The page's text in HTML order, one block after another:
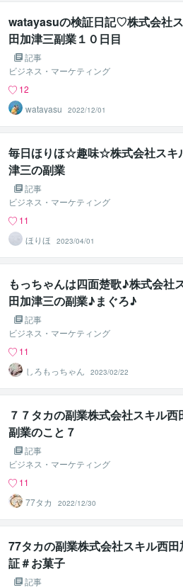
watayasuの検証日記♡株式会社
田加津三副業１０日目
記事
ビジネス・マーケティング
12
watayasu
2022/12/01
毎日ほりほ☆趣味☆株式会社スキ
津三の副業
記事
ビジネス・マーケティング
11
ほりほ
2023/04/01
もっちゃんは四面楚歌♪株式会社
田加津三の副業♪まぐろ♪
記事
ビジネス・マーケティング
11
しろもっちゃん
2023/02/22
７７タカの副業株式会社スキル西
副業のこと７
記事
ビジネス・マーケティング
11
77タカ
2022/12/30
77タカの副業株式会社スキル西
証＃お菓子
記事